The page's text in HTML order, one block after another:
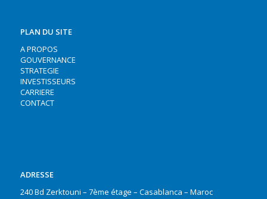
PLAN DU SITE
A PROPOS
GOUVERNANCE
STRATEGIE
INVESTISSEURS
CARRIERE
CONTACT
ADRESSE
240 Bd Zerktouni – 7ème étage – Casablanca – Maroc